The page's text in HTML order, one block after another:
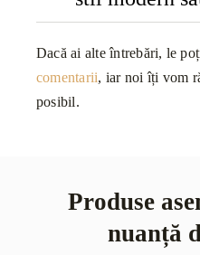
Dacă ai alte întrebări, le
comentarii, iar noi îți vom
posibil.
Produse
nuanță